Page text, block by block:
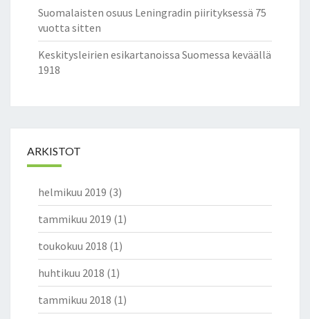
Suomalaisten osuus Leningradin piirityksessä 75
vuotta sitten
Keskitysleirien esikartanoissa Suomessa keväällä
1918
ARKISTOT
helmikuu 2019 (3)
tammikuu 2019 (1)
toukokuu 2018 (1)
huhtikuu 2018 (1)
tammikuu 2018 (1)